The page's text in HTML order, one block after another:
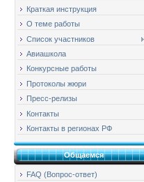
Краткая инструкция
О теме работы
Список участников
Авиашкола
Конкурсные работы
Протоколы жюри
Пресс-релизы
Контакты
Контакты в регионах РФ
Общаемся
FAQ (Вопрос-ответ)